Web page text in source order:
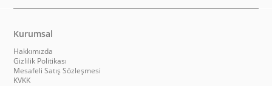
Kurumsal
Hakkımızda
Gizlilik Politikası
Mesafeli Satış Sözleşmesi
KVKK